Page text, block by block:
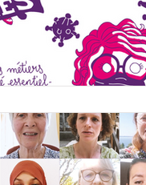
25 novembre